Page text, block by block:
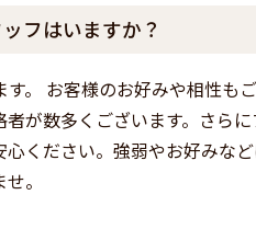
フはいますか？
す。 お客様のお好みや相性も
者が数多くございます。さら
心ください。強弱やお好みな
。